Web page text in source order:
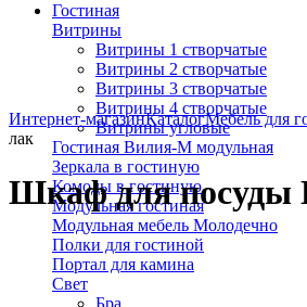
Гостиная
Витрины
Витрины 1 створчатые
Витрины 2 створчатые
Витрины 3 створчатые
Витрины 4 створчатые
Витрины угловые
Гостиная Вилия-М модульная
Зеркала в гостиную
Комоды в гостиную
Модульная гостиная
Модульная мебель Молодечно
Полки для гостиной
Портал для камина
Свет
Интернет-магазинКаталогМебель для
лак
Шкаф для посуды